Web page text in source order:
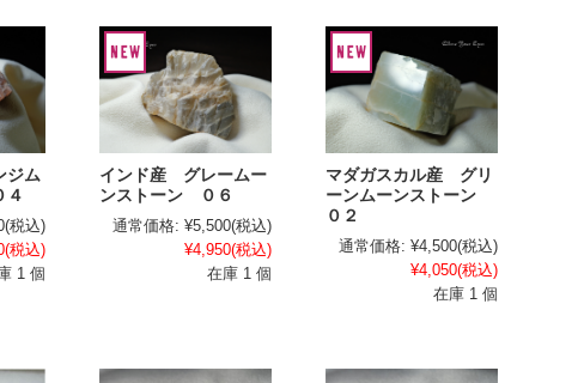
ジム
４
(税込)
(税込)
1 個
インド産 グレームー
ンストーン ０６
通常価格: ¥5,500(税込)
¥4,950(税込)
在庫 1 個
マダガスカル産 グリ
ーンムーンストーン
０２
通常価格: ¥4,500(税込)
¥4,050(税込)
在庫 1 個